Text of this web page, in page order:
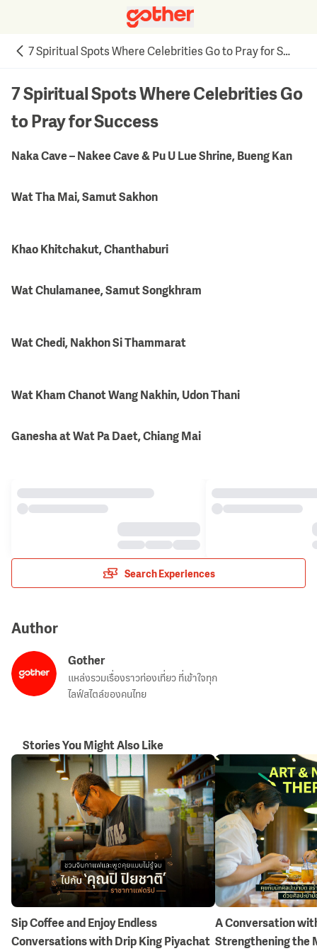
7 Spiritual Spots Where Celebrities Go to Pray for Success
7 Spiritual Spots Where Celebrities Go
to Pray for Success
Naka Cave – Nakee Cave & Pu U Lue Shrine, Bueng Kan
Wat Tha Mai, Samut Sakhon
Khao Khitchakut, Chanthaburi
Wat Chulamanee, Samut Songkhram
Wat Chedi, Nakhon Si Thammarat
Wat Kham Chanot Wang Nakhin, Udon Thani
Ganesha at Wat Pa Daet, Chiang Mai
Search Experiences
Author
Gother
แหล่งรวมเรื่องราวท่องเที่ยว ที่เข้าใจทุก
ไลฟ์สไตล์ของคนไทย
Stories You Might Also Like
Sip Coffee and Enjoy Endless
Conversations with Drip King Piyachat
A Conversation
Strengthening the